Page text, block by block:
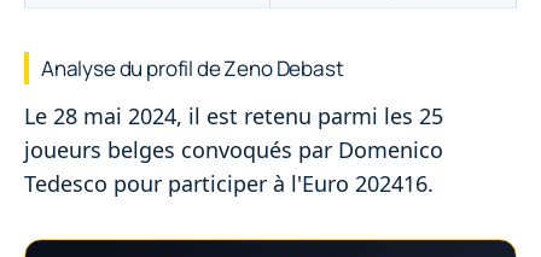
Analyse du profil de Zeno Debast
Le 28 mai 2024, il est retenu parmi les 25
joueurs belges convoqués par Domenico
Tedesco pour participer à l'Euro 202416.